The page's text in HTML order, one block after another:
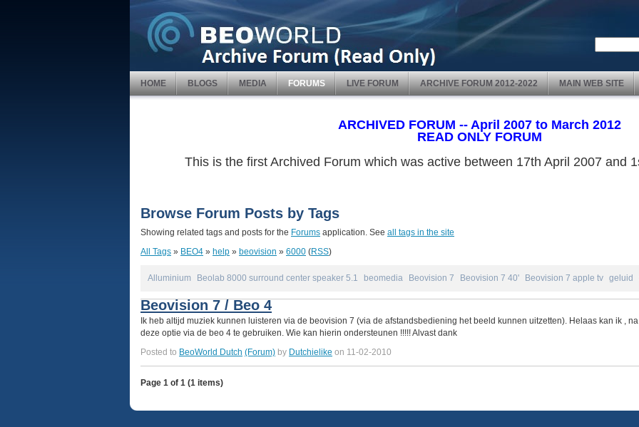
HOME BLOGS MEDIA FORUMS LIVE FORUM ARCHIVE FORUM 2012-2022 MAIN WEB SITE
ARCHIVED FORUM -- April 2007 to March 2012
READ ONLY FORUM
This is the first Archived Forum which was active between 17th April 2007 and
Browse Forum Posts by Tags
Showing related tags and posts for the Forums application. See all tags in the site
All Tags » BEO4 » help » beovision » 6000 (RSS)
Alluminium Beolab 8000 surround center speaker 5.1 beomedia Beovision 7 Beovision 7 40' Beovision 7 apple tv geluid
Beovision 7 / Beo 4
Ik heb altijd muziek kunnen luisteren via de beovision 7 (via de afstandsbediening het beeld kunnen uitzetten). Helaas kan ik ,
deze optie via de beo 4 te gebruiken. Wie kan hierin ondersteunen !!!!! Alvast dank
Posted to BeoWorld Dutch (Forum) by Dutchielike on 11-02-2010
Page 1 of 1 (1 items)